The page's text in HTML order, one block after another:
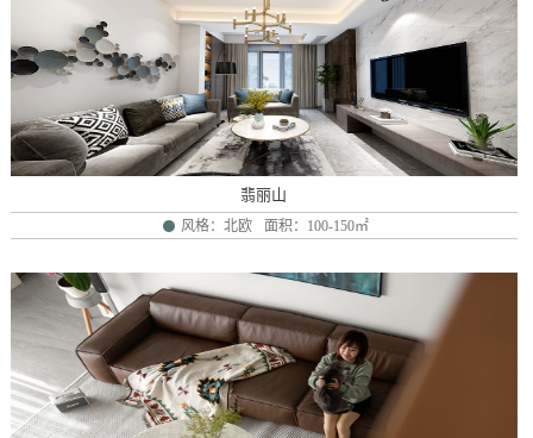
翡丽山
风格：北欧 面积：100-150㎡